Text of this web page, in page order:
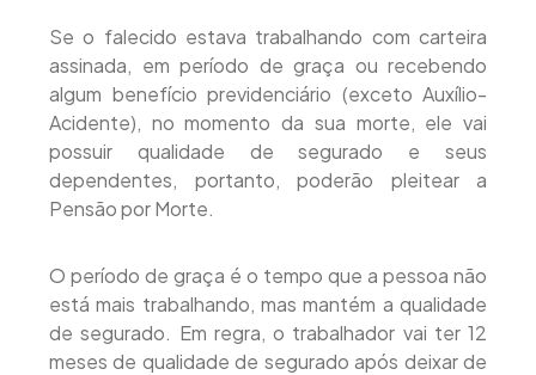
Se o falecido estava trabalhando com carteira
assinada, em período de graça ou recebendo
algum benefício previdenciário (exceto Auxílio-
Acidente), no momento da sua morte, ele vai
possuir qualidade de segurado e seus
dependentes, portanto, poderão pleitear a
Pensão por Morte.
O período de graça é o tempo que a pessoa não
está mais trabalhando, mas mantém a qualidade
de segurado. Em regra, o trabalhador vai ter 12
meses de qualidade de segurado após deixar de